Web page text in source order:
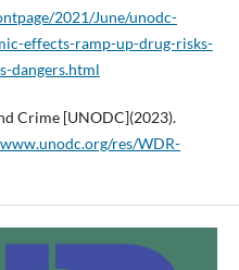
2021/June/unodc-
effects-ramp-up-drug-risks-
dangers.html
Crime [UNODC](2023).
res/WDR-